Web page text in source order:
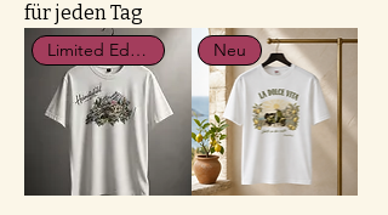
für jeden Tag
Limited Edition Neu